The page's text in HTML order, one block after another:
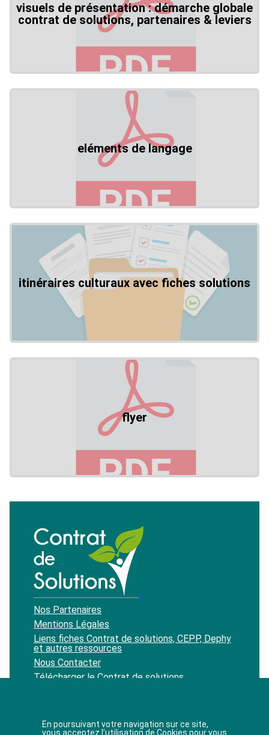
En poursuivant votre navigation sur ce site,
vous acceptez l’utilisation de Cookies pour vous
visuels de présentation : démarche globale
contrat de solutions, partenaires & leviers
eléments de langage
itinéraires culturaux avec fiches solutions
flyer
Nos Partenaires
Mentions Légales
Liens fiches Contrat de solutions, CEPP, Dephy
et autres ressources
Nous Contacter
Télécharger le Contrat de solutions